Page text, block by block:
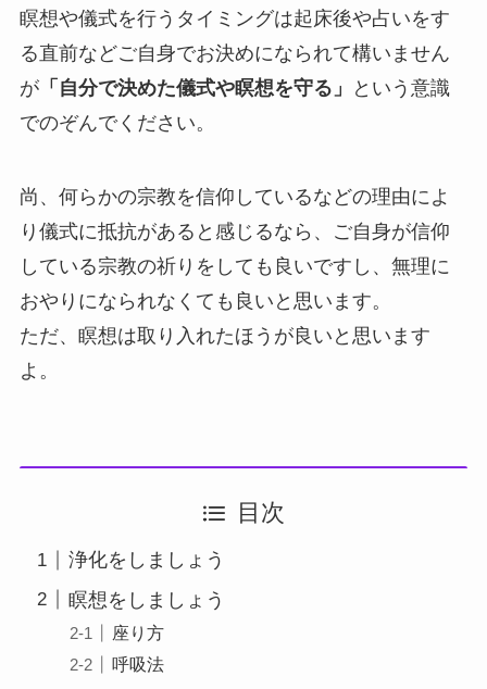
瞑想や儀式を行うタイミングは起床後や占いをす
る直前などご自身でお決めになられて構いません
が「自分で決めた儀式や瞑想を守る」
という意識
でのぞんでください。
尚、何らかの宗教を信仰しているなどの理由によ
り儀式に抵抗があると感じるなら、ご自身が信仰
している宗教の祈りをしても良いですし、無理に
おやりになられなくても良いと思います。
ただ、瞑想は取り入れたほうが良いと思います
よ。
目次
浄化をしましょう
瞑想をしましょう
座り方
呼吸法